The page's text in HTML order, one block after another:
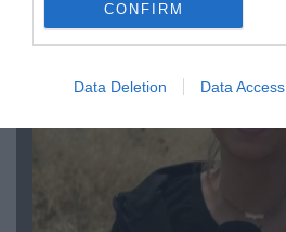
CONFIRM
Data Deletion Data Access